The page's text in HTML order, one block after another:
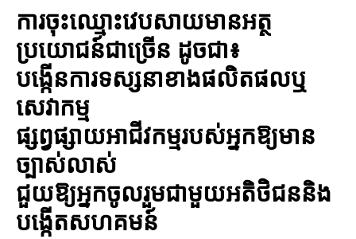
ការចុះឈ្មោះវេបសាយមានអត្ថ
ប្រយោជន៍ជាច្រើន ដូចជា៖
បង្កើនការទស្សនាខាងផលិតផលឬ
សេវាកម្ម
ផ្សព្វផ្សាយអាជីវកម្មរបស់អ្នកឱ្យមាន
ច្បាស់លាស់
ជួយឱ្យអ្នកចូលរួមជាមួយអតិថិជននិង
បង្កើតសហគមន៍